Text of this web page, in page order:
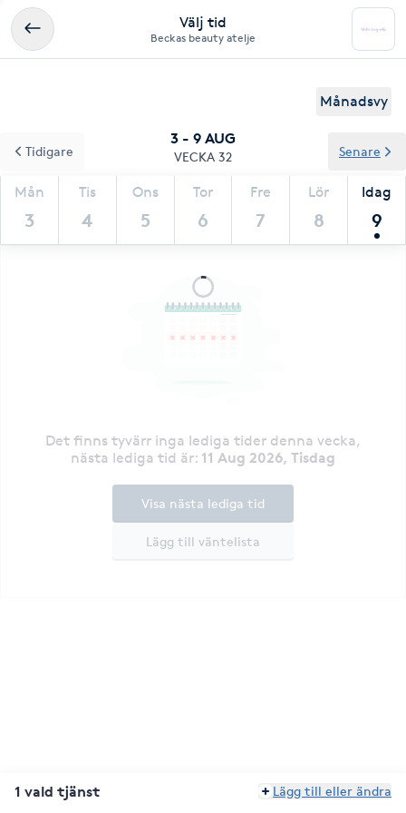
Välj tid
Beckas beauty atelje
Månadsvy
3 - 9 AUG
VECKA 32
Mån
3
Tis
4
Ons
5
Tor
6
Fre
7
Lör
8
Idag
9
Tidigare Senare
Det finns tyvärr inga lediga tider denna vecka,
nästa lediga tid är: 11 Aug 2026, Tisdag
Lägg till väntelista
Visa nästa lediga tid
1 vald tjänst Lägg till eller ändra